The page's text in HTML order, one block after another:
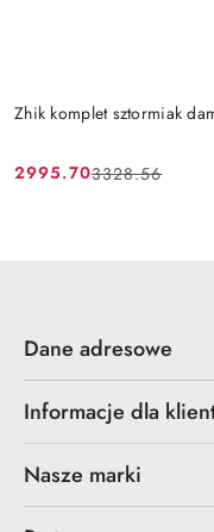
Zhik komplet sztormiak
Cena
2995.70
Cena
3328.56
Dane adresowe
Informacje dla
Nasze marki